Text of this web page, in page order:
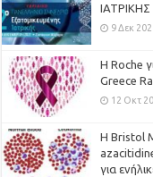
ΙΑΤΡΙΚΗΣ
9 Δεκ
H Roche
Greece
12 Οκτ
Η Bristol
για